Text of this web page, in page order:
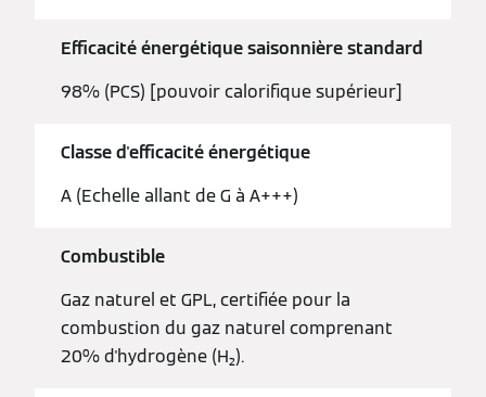
Efficacité énergétique saisonnière standard
98% (PCS) [pouvoir calorifique supérieur]
Classe d'efficacité énergétique
A (Echelle allant de G à A+++)
Combustible
Gaz naturel et GPL, certifiée pour la
combustion du gaz naturel comprenant
20% d'hydrogène (H₂).